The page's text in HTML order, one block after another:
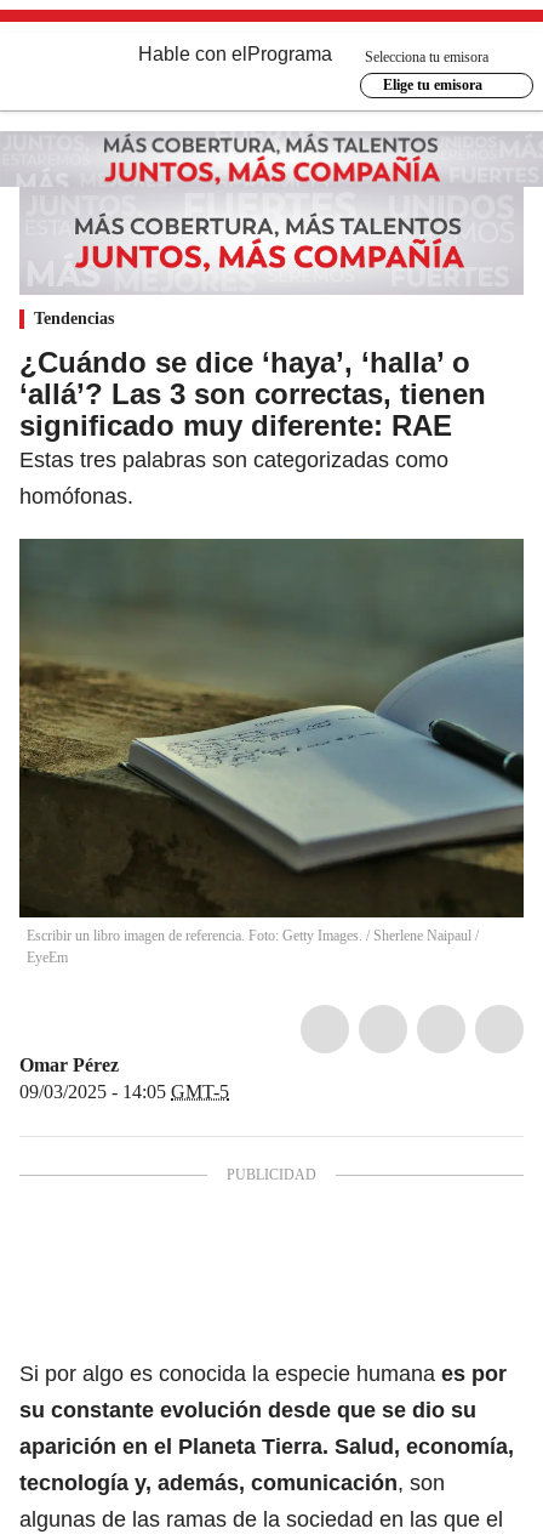
Hable con el Programa
Selecciona tu emisora
Elige tu emisora
Tendencias
¿Cuándo se dice ‘haya’, ‘halla’ o
‘allá’? Las 3 son correctas, tienen
significado muy diferente: RAE
Estas tres palabras son categorizadas como
homófonas.
Escribir un libro imagen de referencia. Foto: Getty Images. / Sherlene Naipaul /
EyeEm
Omar Pérez
09/03/2025 - 14:05 GMT-5
Si por algo es conocida la especie humana es por
su constante evolución desde que se dio su
aparición en el Planeta Tierra. Salud, economía,
tecnología y, además, comunicación, son
algunas de las ramas de la sociedad en las que el